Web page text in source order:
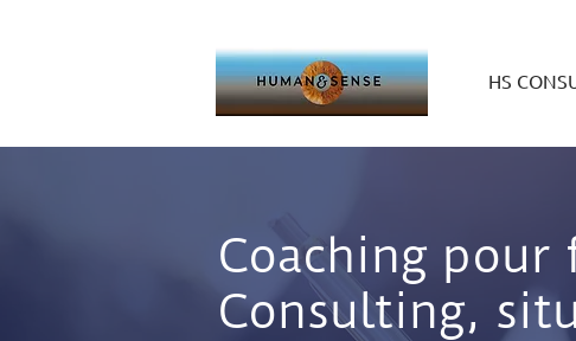
HS
Coaching pour
Consulting,